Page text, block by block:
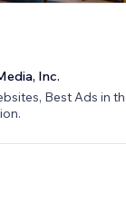
Inc.
Best Ads in